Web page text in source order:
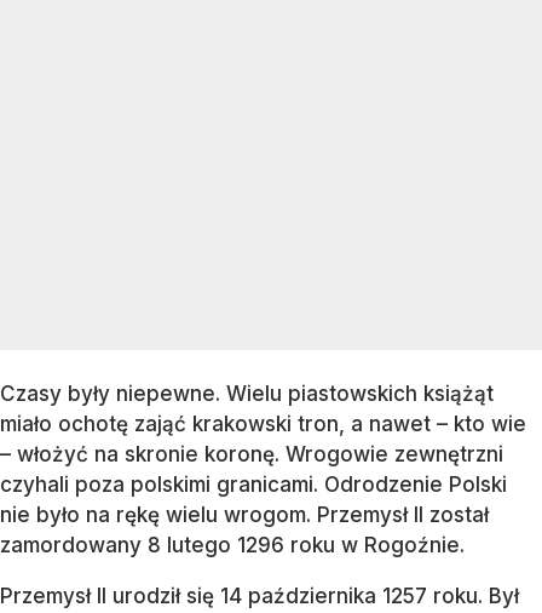
Czasy były niepewne. Wielu piastowskich książąt
miało ochotę zająć krakowski tron, a nawet – kto wie
– włożyć na skronie koronę. Wrogowie zewnętrzni
czyhali poza polskimi granicami. Odrodzenie Polski
nie było na rękę wielu wrogom. Przemysł II został
zamordowany 8 lutego 1296 roku w Rogoźnie.
Przemysł II urodził się 14 października 1257 roku. Był